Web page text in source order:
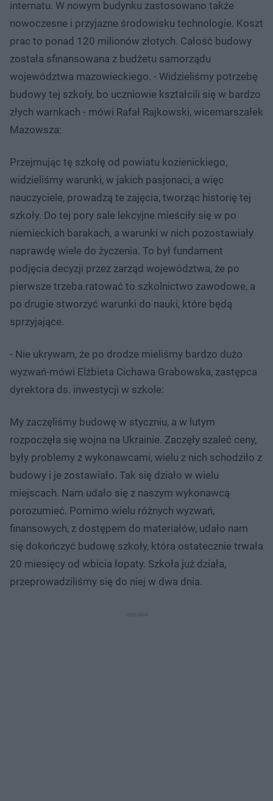
internatu. W nowym budynku zastosowano także
nowoczesne i przyjazne środowisku technologie. Koszt
prac to ponad 120 milionów złotych. Całość budowy
została sfinansowana z budżetu samorządu
województwa mazowieckiego. - Widzieliśmy potrzebę
budowy tej szkoły, bo uczniowie kształcili się w bardzo
złych warnkach - mówi Rafał Rajkowski, wicemarszałek
Mazowsza:
Przejmując tę szkołę od powiatu kozienickiego,
widzieliśmy warunki, w jakich pasjonaci, a więc
nauczyciele, prowadzą te zajęcia, tworząc historię tej
szkoły. Do tej pory sale lekcyjne mieściły się w po
niemieckich barakach, a warunki w nich pozostawiały
naprawdę wiele do życzenia. To był fundament
podjęcia decyzji przez zarząd województwa, że po
pierwsze trzeba ratować to szkolnictwo zawodowe, a
po drugie stworzyć warunki do nauki, które będą
sprzyjające.
- Nie ukrywam, że po drodze mieliśmy bardzo dużo
wyzwań-mówi Elżbieta Cichawa Grabowska, zastępca
dyrektora ds. inwestycji w szkole:
My zaczęliśmy budowę w styczniu, a w lutym
rozpoczęła się wojna na Ukrainie. Zaczęły szaleć ceny,
były problemy z wykonawcami, wielu z nich schodziło z
budowy i je zostawiało. Tak się działo w wielu
miejscach. Nam udało się z naszym wykonawcą
porozumieć. Pomimo wielu różnych wyzwań,
finansowych, z dostępem do materiałów, udało nam
się dokończyć budowę szkoły, która ostatecznie trwała
20 miesięcy od wbicia łopaty. Szkoła już działa,
przeprowadziliśmy się do niej w dwa dnia.